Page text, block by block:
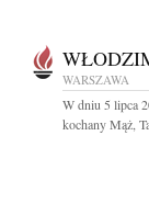
WARSZAWA
W dniu 5 lipca
kochany Mąż,